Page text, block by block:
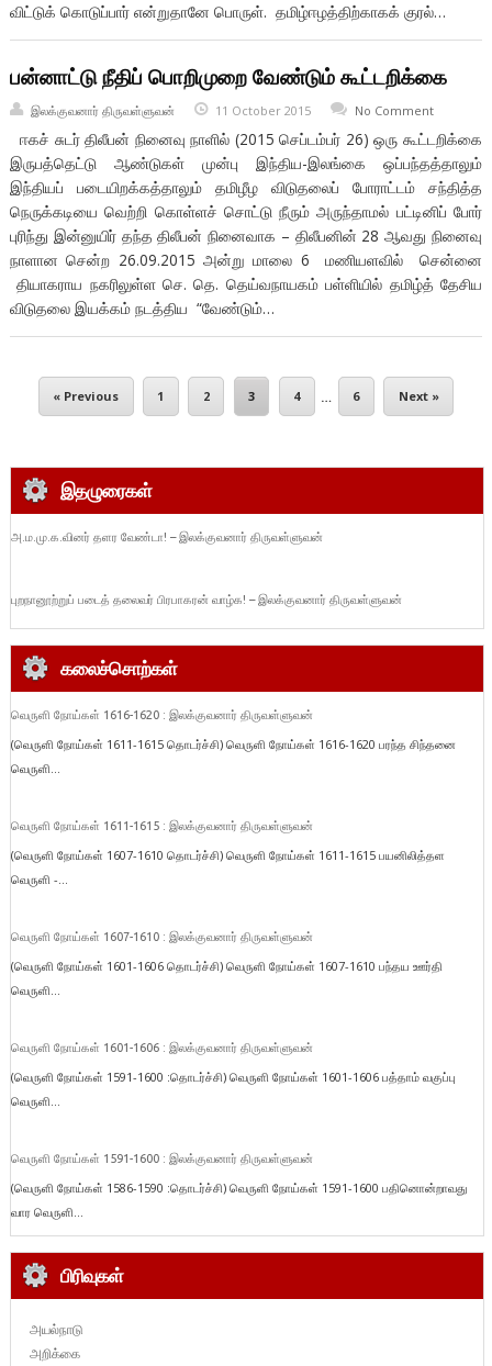
விட்டுக் கொடுப்பார் என்றுதானே பொருள். தமிழ்ஈழத்திற்காகக் குரல்…
பன்னாட்டு நீதிப் பொறிமுறை வேண்டும் கூட்டறிக்கை
இலக்குவனார் திருவள்ளுவன் 11 October 2015 No Comment
ஈகச் சுடர் திலீபன் நினைவு நாளில் (2015 செப்டம்பர் 26) ஒரு கூட்டறிக்கை
இருபத்தெட்டு ஆண்டுகள் முன்பு இந்திய-இலங்கை ஒப்பந்தத்தாலும்
இந்தியப் படையிறக்கத்தாலும் தமிழீழ விடுதலைப் போராட்டம் சந்தித்த
நெருக்கடியை வெற்றி கொள்ளச் சொட்டு நீரும் அருந்தாமல் பட்டினிப் போர்
புரிந்து இன்னுயிர் தந்த திலீபன் நினைவாக – திலீபனின் 28 ஆவது நினைவு
நாளான சென்ற 26.09.2015 அன்று மாலை 6 மணியளவில் சென்னை
தியாகராய நகரிலுள்ள செ. தெ. தெய்வநாயகம் பள்ளியில் தமிழ்த் தேசிய
விடுதலை இயக்கம் நடத்திய “வேண்டும்…
« Previous 1 2 3 4 … 6 Next »
இதழுரைகள்
அ.ம.மு.க.வினர் தளர வேண்டா! – இலக்குவனார் திருவள்ளுவன்
புறநானூற்றுப் படைத் தலைவர் பிரபாகரன் வாழ்க! – இலக்குவனார் திருவள்ளுவன்
கலைச்சொற்கள்
வெருளி நோய்கள் 1616-1620 : இலக்குவனார் திருவள்ளுவன்
(வெருளி நோய்கள் 1611-1615 தொடர்ச்சி) வெருளி நோய்கள் 1616-1620 பரந்த சிந்தனை
வெருளி...
வெருளி நோய்கள் 1611-1615 : இலக்குவனார் திருவள்ளுவன்
(வெருளி நோய்கள் 1607-1610 தொடர்ச்சி) வெருளி நோய்கள் 1611-1615 பயனிலித்தள
வெருளி -...
வெருளி நோய்கள் 1607-1610 : இலக்குவனார் திருவள்ளுவன்
(வெருளி நோய்கள் 1601-1606 தொடர்ச்சி) வெருளி நோய்கள் 1607-1610 பந்தய ஊர்தி
வெருளி...
வெருளி நோய்கள் 1601-1606 : இலக்குவனார் திருவள்ளுவன்
(வெருளி நோய்கள் 1591-1600 :தொடர்ச்சி) வெருளி நோய்கள் 1601-1606 பத்தாம் வகுப்பு
வெருளி...
வெருளி நோய்கள் 1591-1600 : இலக்குவனார் திருவள்ளுவன்
(வெருளி நோய்கள் 1586-1590 :தொடர்ச்சி) வெருளி நோய்கள் 1591-1600 பதினொன்றாவது
வார வெருளி...
பிரிவுகள்
அயல்நாடு
அறிக்கை